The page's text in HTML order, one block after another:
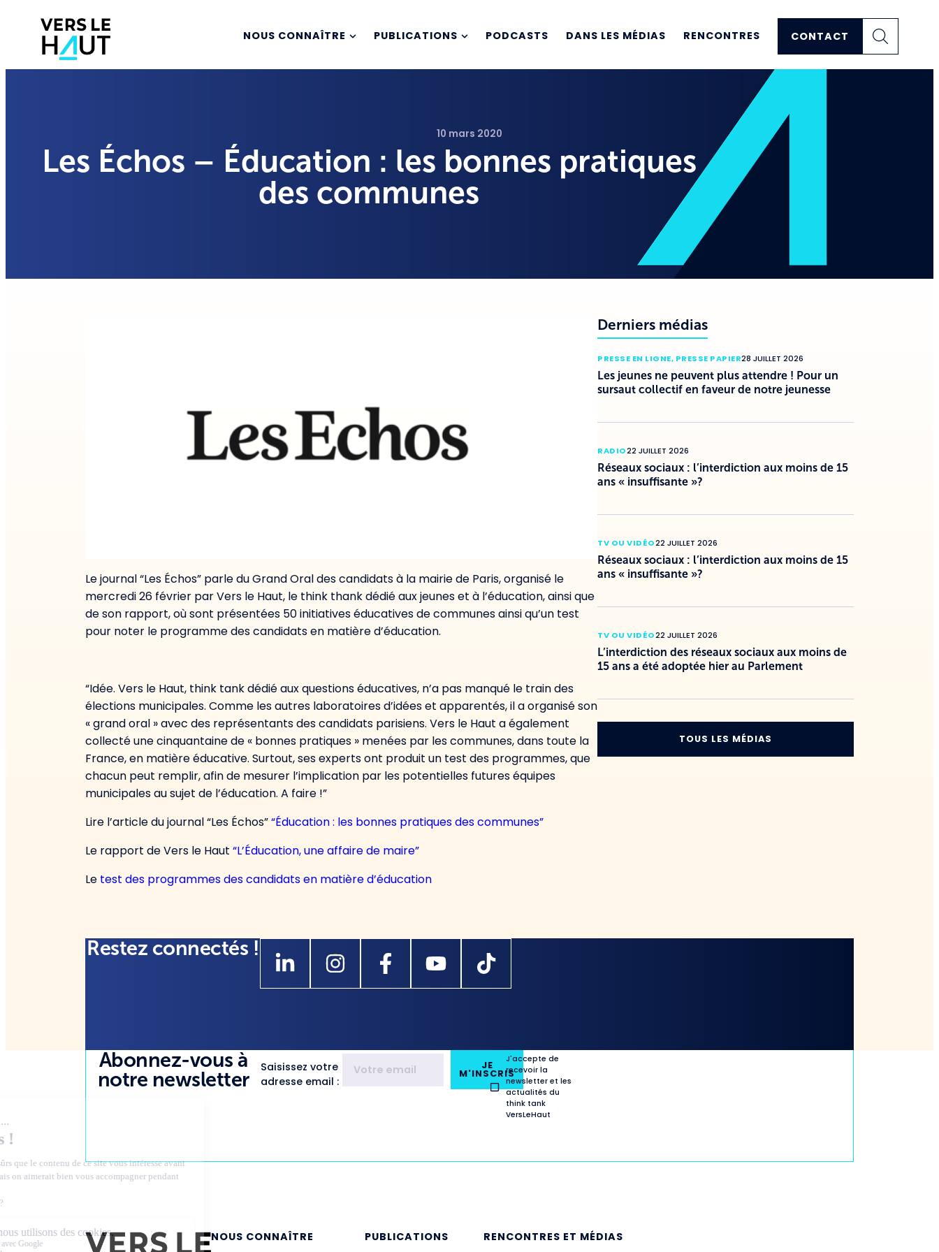
NOUS CONNAÎTRE PUBLICATIONS PODCASTS DANS LES MÉDIAS RENCONTRES CONTACT
10 mars 2020
Les Échos – Éducation : les bonnes pratiques
des communes
Le journal “Les Échos” parle du Grand Oral des candidats à la mairie de Paris, organisé le
mercredi 26 février par Vers le Haut, le think thank dédié aux jeunes et à l’éducation, ainsi que
de son rapport, où sont présentées 50 initiatives éducatives de communes ainsi qu’un test
pour noter le programme des candidats en matière d’éducation.
“Idée. Vers le Haut, think tank dédié aux questions éducatives, n’a pas manqué le train des
élections municipales. Comme les autres laboratoires d’idées et apparentés, il a organisé son
« grand oral » avec des représentants des candidats parisiens. Vers le Haut a également
collecté une cinquantaine de « bonnes pratiques » menées par les communes, dans toute la
France, en matière éducative. Surtout, ses experts ont produit un test des programmes, que
chacun peut remplir, afin de mesurer l’implication par les potentielles futures équipes
municipales au sujet de l’éducation. A faire !”
Lire l’article du journal “Les Échos”“Éducation : les bonnes pratiques des communes”
Le rapport de Vers le Haut “L’Éducation, une affaire de maire”
Le test des programmes des candidats en matière d’éducation
Derniers médias
PRESSE EN LIGNE, PRESSE PAPIER28 JUILLET 2026
Les jeunes ne peuvent plus attendre ! Pour un
sursaut collectif en faveur de notre jeunesse
RADIO22 JUILLET 2026
Réseaux sociaux : l’interdiction aux moins de 15
ans « insuffisante »?
TV OU VIDÉO22 JUILLET 2026
Réseaux sociaux : l’interdiction aux moins de 15
ans « insuffisante »?
TV OU VIDÉO22 JUILLET 2026
L’interdiction des réseaux sociaux aux moins de
15 ans a été adoptée hier au Parlement
TOUS LES MÉDIAS
Restez connectés !
Abonnez-vous à
notre newsletter
Saisissez votre
adresse email :
JE
M'INSCRIS
J'accepte de
recevoir la
newsletter et les
actualités du
think tank
VersLeHaut
NOUS CONNAÎTRE PUBLICATIONS RENCONTRES ET MÉDIAS